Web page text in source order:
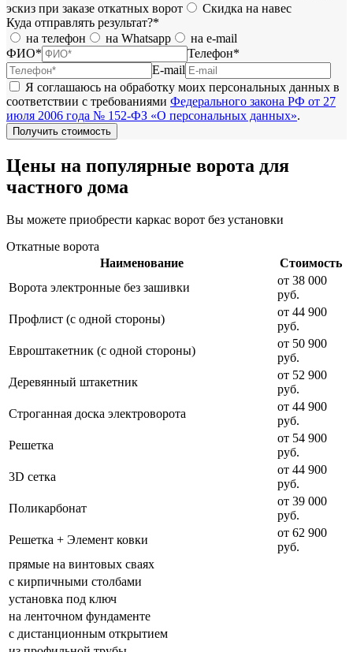
эскиз при заказе откатных ворот
Скидка на навес
Куда отправлять результат?*
на телефон
на Whatsapp
на e-mail
ФИО*
Телефон*
E-mail
Я соглашаюсь на обработку моих персональных данных в
соответствии с требованиями Федерального закона РФ от 27
июля 2006 года № 152-ФЗ «О персональных данных».
Цены на популярные ворота для
частного дома
Вы можете приобрести каркас ворот без установки
Откатные ворота
Наименование
Стоимость
Ворота электронные без зашивки
от 38 000
руб.
Профлист (с одной стороны)
от 44 900
руб.
Евроштакетник (с одной стороны)
от 50 900
руб.
Деревянный штакетник
от 52 900
руб.
Строганная доска электроворота
от 44 900
руб.
Решетка
от 54 900
руб.
3D сетка
от 44 900
руб.
Поликарбонат
от 39 000
руб.
Решетка + Элемент ковки
от 62 900
руб.
прямые на винтовых сваях
с кирпичными столбами
установка под ключ
на ленточном фундаменте
с дистанционным открытием